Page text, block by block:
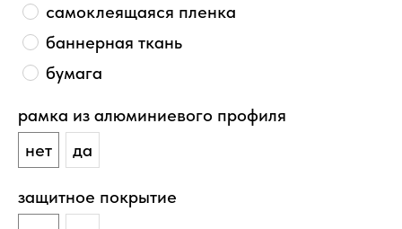
самоклеящаяся пленка
баннерная ткань
бумага
рамка из алюминиевого профиля
нет
да
защитное покрытие